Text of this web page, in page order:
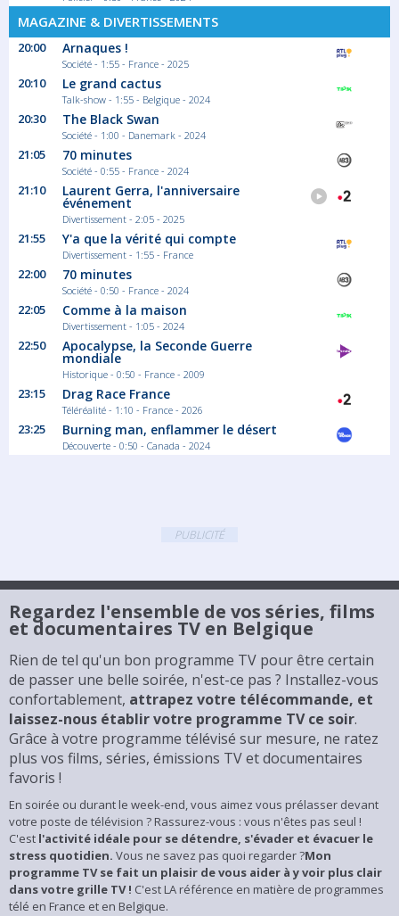
MAGAZINE & DIVERTISSEMENTS
20:00 Arnaques !
Société - 1:55 - France - 2025
20:10 Le grand cactus
Talk-show - 1:55 - Belgique - 2024
20:30 The Black Swan
Société - 1:00 - Danemark - 2024
21:05 70 minutes
Société - 0:55 - France - 2024
21:10 Laurent Gerra, l'anniversaire
événement
Divertissement - 2:05 - 2025
21:55 Y'a que la vérité qui compte
Divertissement - 1:55 - France
22:00 70 minutes
Société - 0:50 - France - 2024
22:05 Comme à la maison
Divertissement - 1:05 - 2024
22:50 Apocalypse, la Seconde Guerre
mondiale
Historique - 0:50 - France - 2009
23:15 Drag Race France
Téléréalité - 1:10 - France - 2026
23:25 Burning man, enflammer le désert
Découverte - 0:50 - Canada - 2024
PUBLICITÉ
Regardez l'ensemble de vos séries, films
et documentaires TV en Belgique
Rien de tel qu'un bon programme TV pour être certain
de passer une belle soirée, n'est-ce pas ? Installez-vous
confortablement, attrapez votre télécommande, et
laissez-nous établir votre programme TV ce soir.
Grâce à votre programme télévisé sur mesure, ne ratez
plus vos films, séries, émissions TV et documentaires
favoris !
En soirée ou durant le week-end, vous aimez vous prélasser devant
votre poste de télévision ? Rassurez-vous : vous n'êtes pas seul !
C'est l'activité idéale pour se détendre, s'évader et évacuer le
stress quotidien. Vous ne savez pas quoi regarder ?Mon
programme TV se fait un plaisir de vous aider à y voir plus clair
dans votre grille TV ! C'est LA référence en matière de programmes
télé en France et en Belgique.